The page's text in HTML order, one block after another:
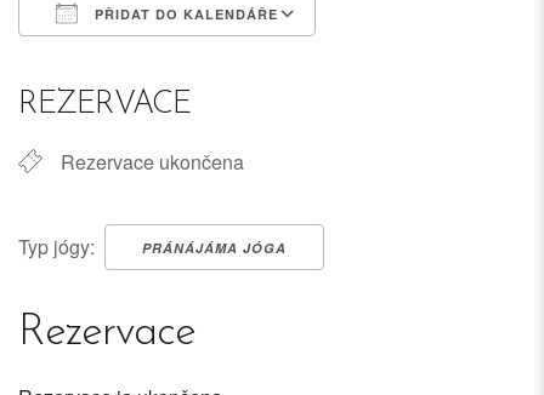
PŘIDAT DO KALENDÁŘE
REZERVACE
Rezervace ukončena
Typ jógy: PRÁNÁJÁMA JÓGA
Rezervace